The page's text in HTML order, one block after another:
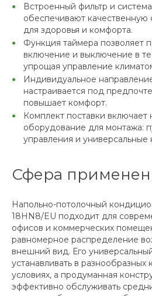
Встроенный фильтр и
обеспечивают качественную
для здоровья и комфорта.
Функция таймера позволяет
включение и выключение в
упрощая управление
Индивидуальное
настраивается под
повышает комфорт.
Комплект поставки
оборудование для монтажа:
управления и
Сфера
Напольно-потолочный
18HN8/EU подходит для
офисов и коммерческих
равномерное распределение
внешний вид. Его
устанавливать в разнообразных
условиях, а продуманная
эффективно обслуживать